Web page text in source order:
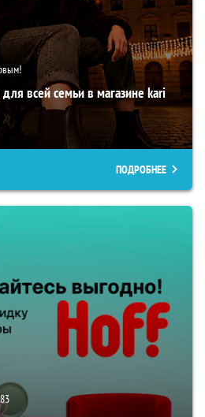
всей семьи в магазине kari
ПОДРОБНЕЕ
83